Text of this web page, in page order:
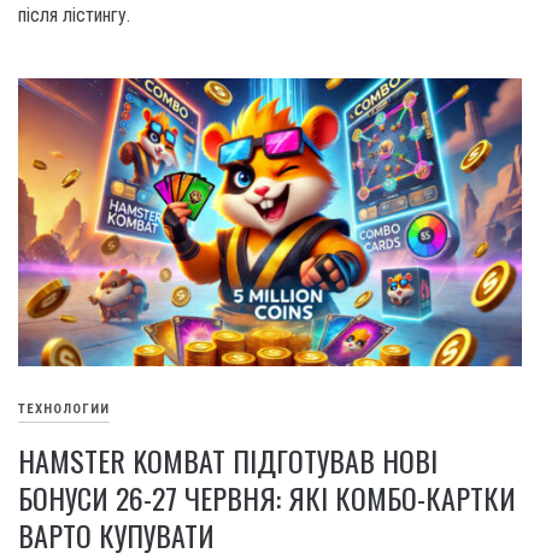
після лістингу.
ТЕХНОЛОГИИ
HAMSTER KOMBAT ПІДГОТУВАВ НОВІ
БОНУСИ 26-27 ЧЕРВНЯ: ЯКІ КОМБО-КАРТКИ
ВАРТО КУПУВАТИ